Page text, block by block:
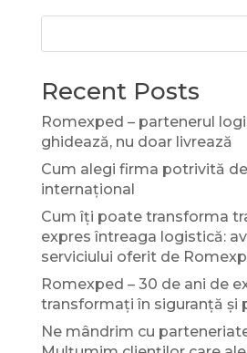
Recent Posts
Romexped – partenerul
ghidează, nu doar livrează
Cum alegi firma potrivită
internațional
Cum îți poate transforma
expres întreaga logistică:
serviciului oferit de
Romexped – 30 de ani de
transformați în siguranță și
Ne mândrim cu